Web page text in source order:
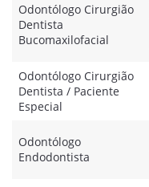
Odontólogo Cirurgião
Dentista
Bucomaxilofacial
Odontólogo Cirurgião
Dentista / Paciente
Especial
Odontólogo
Endodontista